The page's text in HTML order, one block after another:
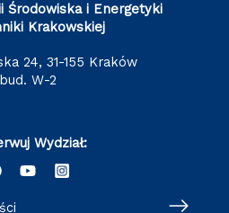
Środowiska i Energetyki
Krakowskiej
24, 31-155 Kraków
bud. W-2
Wydział: